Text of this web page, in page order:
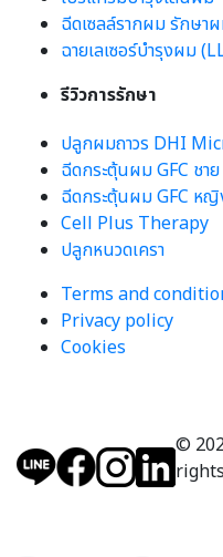
ฉีดเซลล์รากผม รักษ
ฉายเลเซอร์บำรุงผม
รีวิวการรักษา
ปลูกผมถาวร DHI
ฉีดกระตุ้นผม GFC ชาย
ฉีดกระตุ้นผม GFC ห
Cell Plus Therapy
ปลูกหนวดเครา
Terms and
Privacy policy
Cookies
©